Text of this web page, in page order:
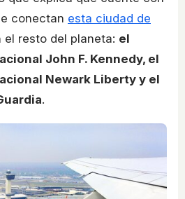
conectan esta ciudad de
el resto del planeta: el
John F. Kennedy, el
Newark Liberty y el
.